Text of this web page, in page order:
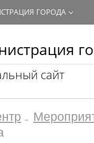
сайт
ГОРОДА